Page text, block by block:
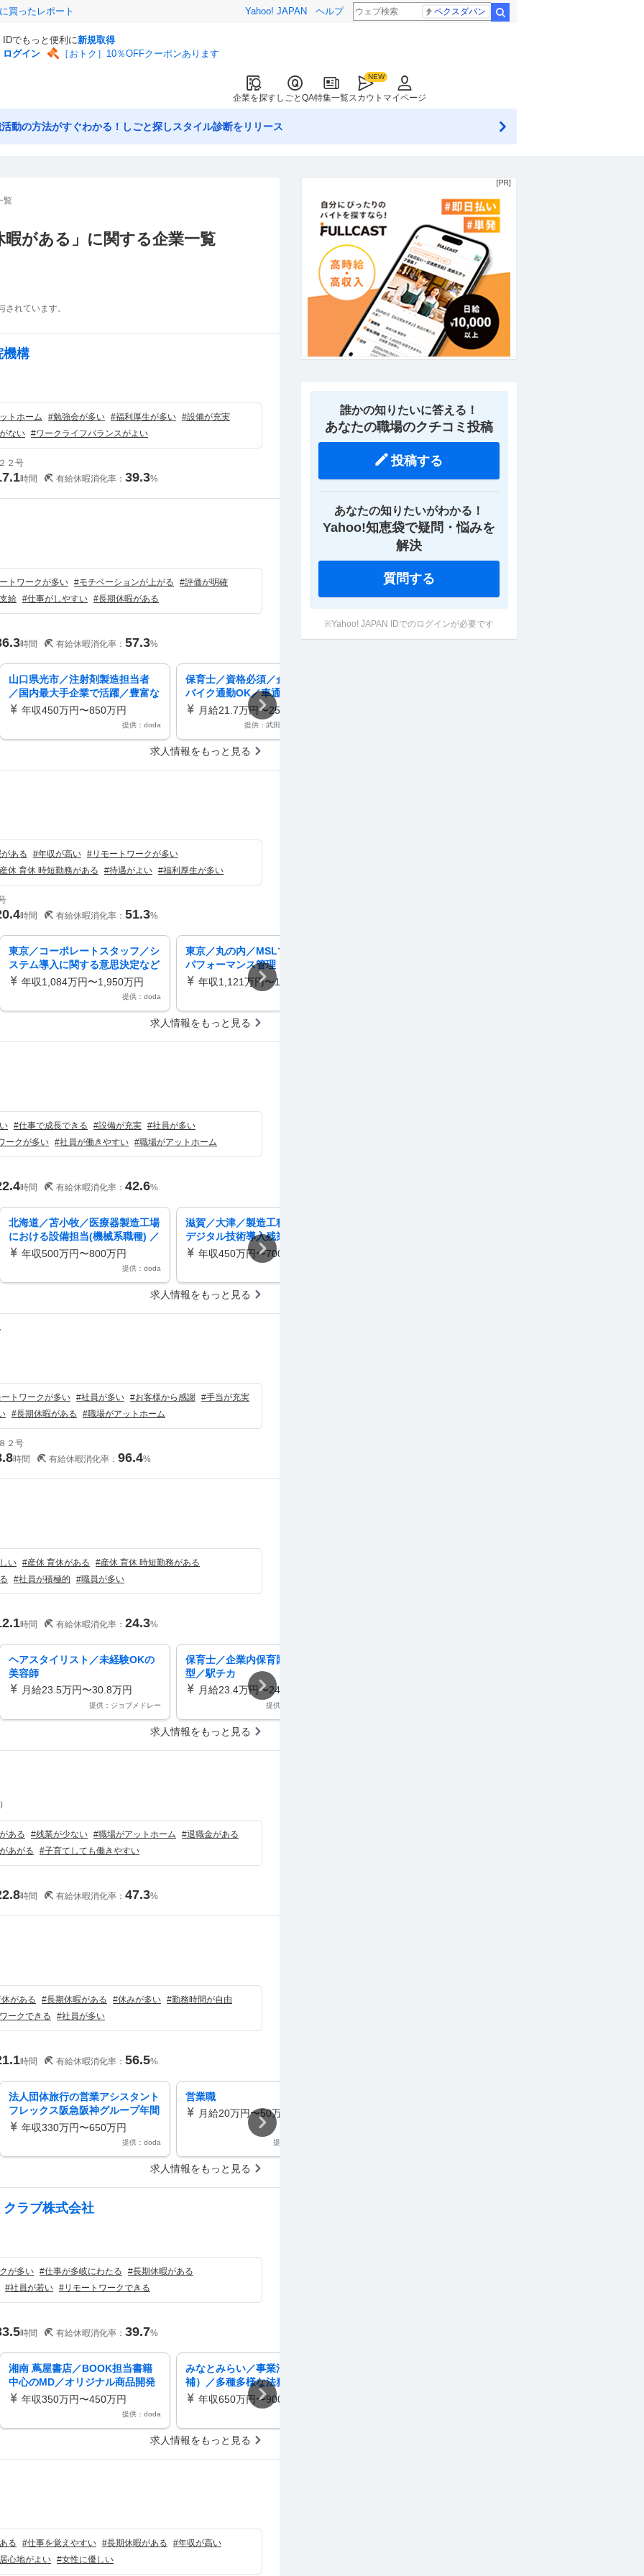
買ったレポート Yahoo! JAPAN ヘルプ ペクスダバン
IDでもっと便利に新規取得
ログイン
［おトク］10％OFFクーポンあります
企業を探すしごとQA特集一覧スカウト マイページ
動の方法がすぐわかる！しごと探しスタイル診断をリリース
覧
暇がある 」に関する企業一覧
れています。
機構
トホーム #勉強会が多い #福利厚生が多い #設備が充実
ない #ワークライフバランスがよい
２号
時間 有給休暇消化率： 39.3%
トワークが多い #モチベーションが上がる #評価が明確
給 #仕事がしやすい #長期休暇がある
時間 有給休暇消化率： 57.3%
山口県光市／注射剤製造担当者
／国内最大手企業で活躍／豊富な
キャリアパス／借上社宅制度あり
年収450万円〜850万円
提供：doda
保育士／資格必須／企業内保育／
バイク通勤OK／車通勤OK／研修
あり／社会保険完備／賞与あり／
禁煙・分煙／正社員
月給21.7万円〜25.5万円
提供：武田薬品工業株式会社
求人情報をもっと見る
ある #年収が高い #リモートワークが多い
産休 育休 時短勤務がある
#待遇がよい #福利厚生が多い
時間 有給休暇消化率： 51.3%
東京／コーポレートスタッフ／シ
ステム導入に関する意思決定など
創業300年超の老舗製薬メーカー
年収1,084万円〜1,950万円
提供：doda
東京／丸の内／MSLマネージャー
パフォーマンス管理・育成リード
／創業300年超の老舗製薬メーカ
年収1,121万円〜1,675万円
求人情報をもっと見る
#仕事で成長できる #設備が充実 #社員が多い
ークが多い #社員が働きやすい #職場がアットホーム
時間 有給休暇消化率： 42.6%
北海道／苫小牧／医療器製造工場
における設備担当(機械系職種) ／
東証プライム上場化学メーカー
年収500万円〜800万円
提供：doda
滋賀／大津／製造工程の自動化・
デジタル技術導入残業5h程度東
証プライム上場・化学メーカー
年収450万円〜700万円
求人情報をもっと見る
トワークが多い #社員が多い #お客様から感謝 #手当が充実
#長期休暇がある #職場がアットホーム
２号
時間 有給休暇消化率： 96.4%
い #産休 育休がある #産休 育休 時短勤務がある
#社員が積極的 #職員が多い
時間 有給休暇消化率： 24.3%
ヘアスタイリスト／未経験OKの
美容師
月給23.5万円〜30.8万円
提供：ジョブメドレー
保育士／企業内保育園・企業主導
型／駅チカ
月給23.4万円〜24.5万円
提供：保育求人ガイド
求人情報をもっと見る
）
ある #残業が少ない #職場がアットホーム #退職金がある
あがる
#子育てしても働きやすい
時間 有給休暇消化率： 47.3%
がある #長期休暇がある #休みが多い #勤務時間が自由
ークできる
#社員が多い
時間 有給休暇消化率： 56.5%
法人団体旅行の営業アシスタント
フレックス阪急阪神グループ年間
売上2600億円超
年収330万円〜650万円
提供：doda
営業職
月給20万円〜50万円
提供：タッチマッチ
求人情報をもっと見る
ラブ株式会社
が多い #仕事が多岐にわたる #長期休暇がある
#社員が若い #リモートワークできる
時間 有給休暇消化率： 39.7%
湘南 蔦屋書店／BOOK担当書籍
中心のMD／オリジナル商品開発
やイベント連携で来店価値を創出
年収350万円〜450万円
提供：doda
みなとみらい／事業法務（課長候
補）／多種多様な法務経験が積め
る環境／裁量権／CCCグループ
年収650万円〜900万円
求人情報をもっと見る
る #仕事を覚えやすい #長期休暇がある #年収が高い
居心地がよい #女性に優しい
誰かの知りたいに答える！
あなたの職場のクチコミ投稿
投稿する
あなたの知りたいがわかる！
Yahoo!知恵袋で疑問・悩みを
解決
質問する
※Yahoo! JAPAN IDでのログインが必要です